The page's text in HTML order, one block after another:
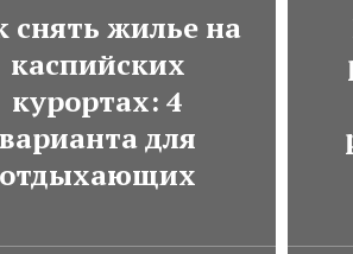
снять жилье на
каспийских
курортах: 4
варианта для
отдыхающих